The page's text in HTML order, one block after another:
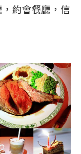
約會餐廳，信